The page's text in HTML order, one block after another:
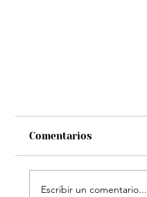
Comentarios
Escribir un comentario...